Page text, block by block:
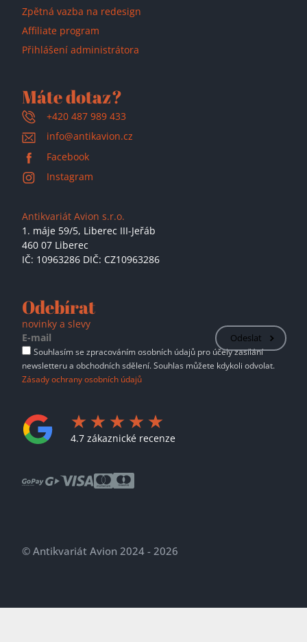
Zpětná vazba na redesign
Affiliate program
Přihlášení administrátora
Máte dotaz?
+420 487 989 433
info@antikavion.cz
Facebook
Instagram
Antikvariát Avion s.r.o.
1. máje 59/5, Liberec III-Jeřáb
460 07 Liberec
IČ: 10963286 DIČ: CZ10963286
Odebírat
novinky a slevy
Odeslat
Souhlasím se zpracováním osobních údajů pro účely zasílání
newsletteru a obchodních sdělení. Souhlas můžete kdykoli odvolat.
Zásady ochrany osobních údajů
4.7 zákaznické recenze
© Antikvariát Avion 2024 - 2026